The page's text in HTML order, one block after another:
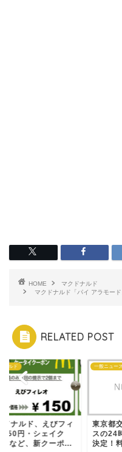
HOME
マクドナルド
マクドナルド「パイ アラモー
RELATED POST
ナルド
ドナルド、えびフィ
150円・シェイク
など、新クーポ...
一般ニュース
東京都
スの24
決定！